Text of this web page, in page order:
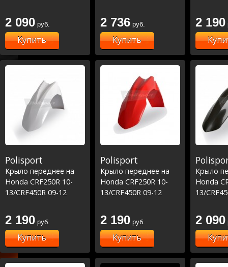
2 090 руб.
Купить
2 736 руб.
Купить
2 190
Polisport
Крыло переднее на
Honda CRF250R 10-
13/CRF450R 09-12
2 190 руб.
Купить
Polisport
Крыло переднее на
Honda CRF250R 10-
13/CRF450R 09-12
2 190 руб.
Купить
Крыло
Honda
13/
2 090